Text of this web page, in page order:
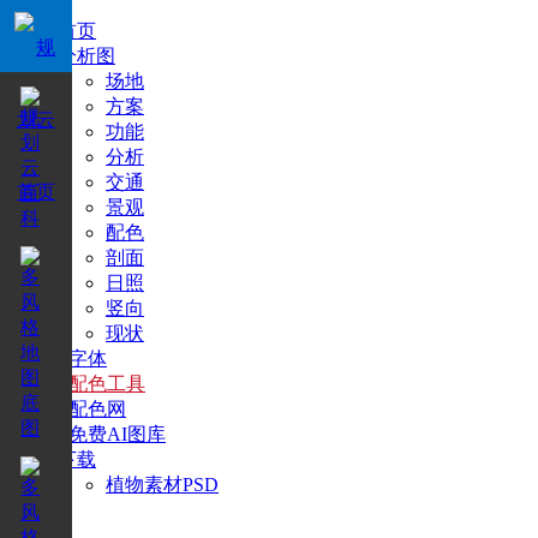
首页
分析图
场地
方案
功能
分析
交通
景观
配色
剖面
日照
竖向
现状
+字体
+配色工具
+配色网
+免费AI图库
下载
植物素材PSD
搜索